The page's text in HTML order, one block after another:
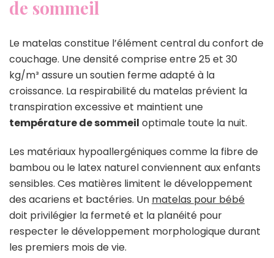
de sommeil
Le matelas constitue l’élément central du confort de
couchage. Une densité comprise entre 25 et 30
kg/m³ assure un soutien ferme adapté à la
croissance. La respirabilité du matelas prévient la
transpiration excessive et maintient une
température de sommeil optimale toute la nuit.
Les matériaux hypoallergéniques comme la fibre de
bambou ou le latex naturel conviennent aux enfants
sensibles. Ces matières limitent le développement
des acariens et bactéries. Un matelas pour bébé
doit privilégier la fermeté et la planéité pour
respecter le développement morphologique durant
les premiers mois de vie.